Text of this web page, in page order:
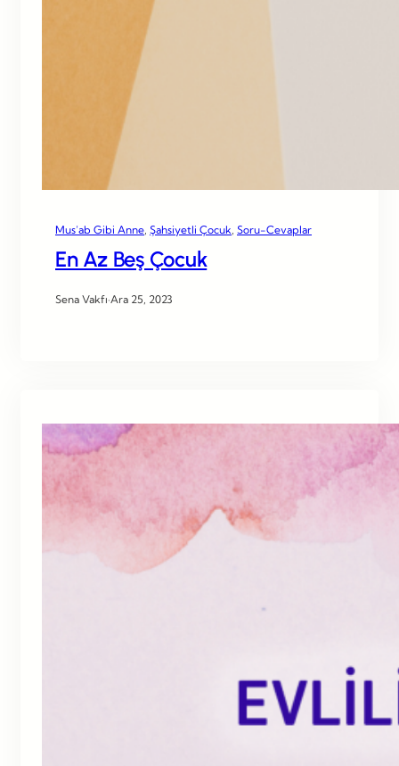
Mus’ab Gibi Anne Şahsiyetli Çocuk Soru-Cevaplar
En Az Beş Çocuk
Sena Vakfı·Ara 25, 2023